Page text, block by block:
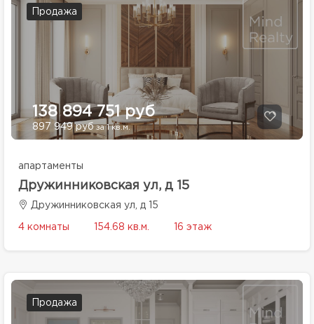
Продажа
138 894 751 руб
897 949 рубза 1 кв.м.
апартаменты
Дружинниковская ул, д 15
Дружинниковская ул, д 15
4 комнаты 154.68 кв.м. 16 этаж
Продажа